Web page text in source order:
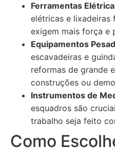
Ferramentas
elétricas e lixadeiras
exigem mais força e
Equipamentos
escavadeiras e
reformas de grande
construções ou
Instrumentos de
esquadros são
trabalho seja feito
Como